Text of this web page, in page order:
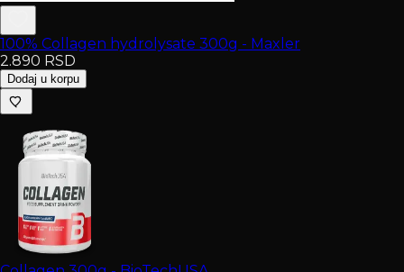
100% Collagen hydrolysate 300g - Maxler
2.890 RSD
Dodaj u korpu